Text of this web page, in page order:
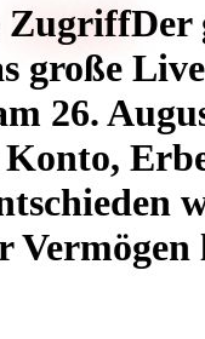
ZugriffDer
große
26.
Vermögen